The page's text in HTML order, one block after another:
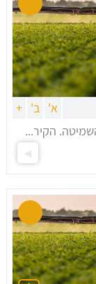
א' ב' +
הקיר...